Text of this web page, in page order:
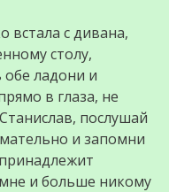
встала с дивана,
столу,
обе ладони и
в глаза, не
послушай
и запомни
и больше никому